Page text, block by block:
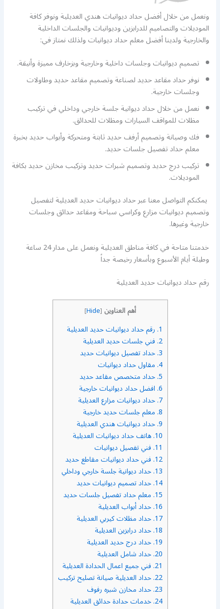
ونعمل من خلال أفضل حداد ديوانيات هندي العديلية ونوفر كافة
الموديلات والتصاميم للدرابزين وديوانيات والجلسات الداخلية
والخارجية ولدينا أفضل معلم حداد ديوانيات ولذلك نمتاز في:
تصميم ديوانيات وجلسات داخلية وخارجية وبزخارف مميزة وأنيقة.
نوفر حداد مقاعد حديد لصناعة وتصميم مقاعد حديد وطاولات
وجلسات خارجية.
نعمل من خلال حداد ديوانية جلسة خارجي وداخلي في تركيب
مظلات للمواقف السيارات ومظلات للحدائق.
فك وصيانة وتصميم أرفف حديد ثابتة ومتحركة وأبواب حديد بخبرة
معلم حداد تفصيل جلسات حديد.
تركيب درج حديد وتصميم شبرات حديد وتركيب مخازن حديد بكافة
الموديلات.
يمكنكم التواصل معنا عبر حداد ديوانيات حديد العديلية لتفصيل
وتصميم ديوانيات مزارع وكراسي سباحة ومقاعد حدائق وجلسات
خارجية وغيرها.
خدمتنا متاحة في كافة مناطق العديلية ونعمل على مدار 24 ساعة
وطيلة أيام الأسبوع وبأسعار رخيصة جداً
رقم حداد ديوانيات حديد العديلية
أهم العناوين [
Hide
]
1. رقم حداد ديوانيات حديد العديلية
2. فني جلسات حديد العديلية
3. حداد تفصيل ديوانيات حديد
4. مقاول حداد ديوانيات
5. حداد متخصص مقاعد حديد
6. افضل حداد ديوانيات خارجية
7. حداد ديوانيات مزارع العديلية
8. معلم جلسات حديد خارجية
9. حداد ديوانيات هندي العديلية
10. هاتف حداد ديوانيات العديلية
11. فني تفصيل ديوانيات
12. فني حداد ديوانيات مقاطع حديد
13. حداد ديوانية جلسة خارجي وداخلي
14. حداد تصميم ديوانيات حديد
15. معلم حداد تفصيل جلسات حديد
16. حداد أبواب العديلية
17. حداد مظلات كيربي العديلية
18. حداد درابزين العديلية
19. حداد درج حديد العديلية
20. حداد شامل العديلية
21. فني جميع اعمال الحدادة العديلية
22. حداد العديلية صيانة تصليح تركيب
23. حداد مخازن شبره رفوف
24. خدمات حدادة حدائق العديلية